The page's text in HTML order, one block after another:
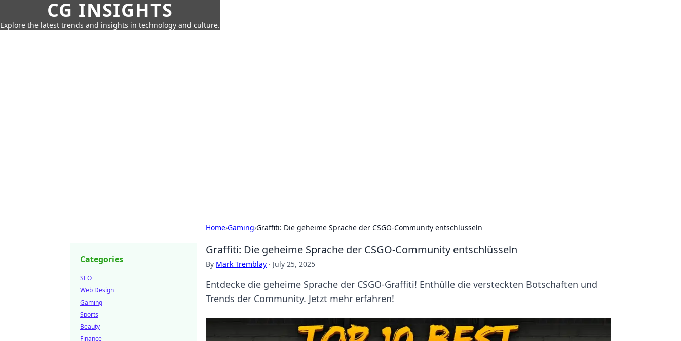
CG INSIGHTS
Explore the latest trends and insights in technology and culture.
Home›Gaming›Graffiti: Die geheime Sprache der CSGO-Community entschlüsseln
Graffiti: Die geheime Sprache der CSGO-Community entschlüsseln
By Mark Tremblay · July 25, 2025
Entdecke die geheime Sprache der CSGO-Graffiti! Enthülle die versteckten Botschaften und
Trends der Community. Jetzt mehr erfahren!
Categories
SEO
Web Design
Gaming
Sports
Beauty
Finance